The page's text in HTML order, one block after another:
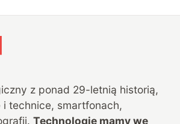
z ponad 29-letnią historią,
i technice, smartfonach,
Technologie mamy we